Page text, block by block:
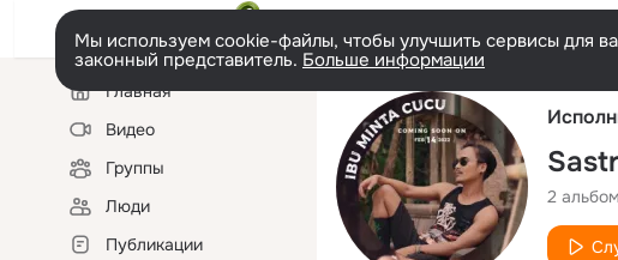
Мы используем cookie-файлы, чтобы улучшить сервисы для
законный представитель. Больше информации
Левая
колонкаГлавная
Видео
Группы
Люди
Публикации
2